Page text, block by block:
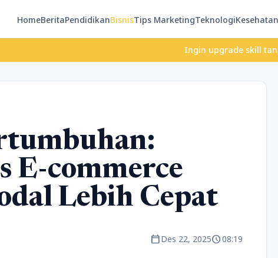
HomeBeritaPendidikanBisnisTips MarketingTeknologiKesehatan
Ingin upgrade skill tanpa
E-commerce
Lebih Cepat
calendar_todayDes 22, 2025schedule08:19